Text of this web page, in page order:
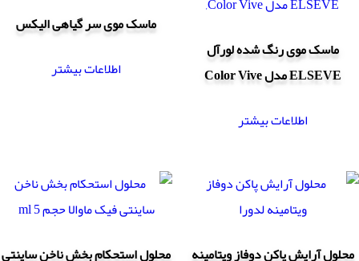
ماسک موی رنگ شده لورآل
ELSEVE مدل Color Vive
اطلاعات بیشتر
ماسک موی سر گیاهی الیکس
اطلاعات بیشتر
محلول آرایش پاکن دوفاز ویتامینه
محلول استحکام بخش ناخن ساینتی